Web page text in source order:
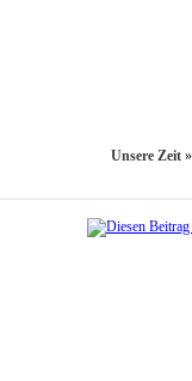
Unsere Zeit »